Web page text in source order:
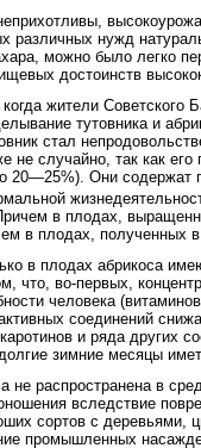
различных нужд
можно было легко
достоинств
жители
тутовника и
стал
не случайно, так как
20—25%). Они
в плодах,
в плодах, полученных в
в плодах абрикоса
что, во-первых,
человека
соединений
и ряда других
зимние месяцы
не распространена в
вследствие
сортов с деревьями,
промышленных